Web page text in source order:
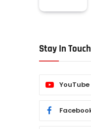
Stay In Touch
YouTube